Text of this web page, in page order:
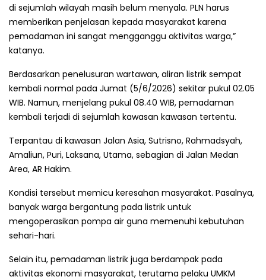
di sejumlah wilayah masih belum menyala. PLN harus
memberikan penjelasan kepada masyarakat karena
pemadaman ini sangat mengganggu aktivitas warga,”
katanya.
Berdasarkan penelusuran wartawan, aliran listrik sempat
kembali normal pada Jumat (5/6/2026) sekitar pukul 02.05
WIB. Namun, menjelang pukul 08.40 WIB, pemadaman
kembali terjadi di sejumlah kawasan kawasan tertentu.
Terpantau di kawasan Jalan Asia, Sutrisno, Rahmadsyah,
Amaliun, Puri, Laksana, Utama, sebagian di Jalan Medan
Area, AR Hakim.
Kondisi tersebut memicu keresahan masyarakat. Pasalnya,
banyak warga bergantung pada listrik untuk
mengoperasikan pompa air guna memenuhi kebutuhan
sehari-hari.
Selain itu, pemadaman listrik juga berdampak pada
aktivitas ekonomi masyarakat, terutama pelaku UMKM